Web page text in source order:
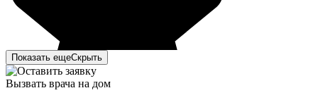
Показать ещеСкрыть
Вызвать врача на дом